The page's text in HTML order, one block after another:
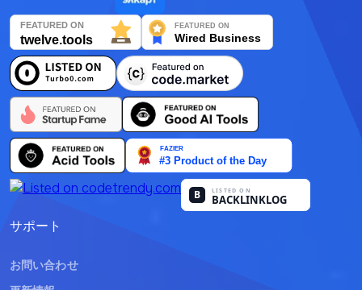
サポート
お問い合わせ
Français
Nederlands
Português
Polski
हिन्दी
Bahasa Indonesia
العربية